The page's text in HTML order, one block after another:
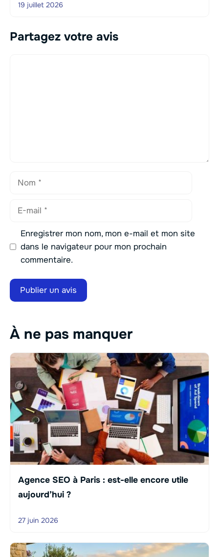
19 juillet 2026
Partagez votre avis
Nom
Enregistrer mon nom, mon e-mail et mon site
dans le navigateur pour mon prochain
commentaire.
À ne pas manquer
Agence SEO à Paris : est-elle encore utile
aujourd’hui ?
27 juin 2026